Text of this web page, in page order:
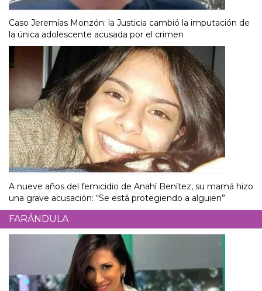
Caso Jeremías Monzón: la Justicia cambió la imputación de
la única adolescente acusada por el crimen
A nueve años del femicidio de Anahí Benítez, su mamá hizo
una grave acusación: “Se está protegiendo a alguien”
FARÁNDULA